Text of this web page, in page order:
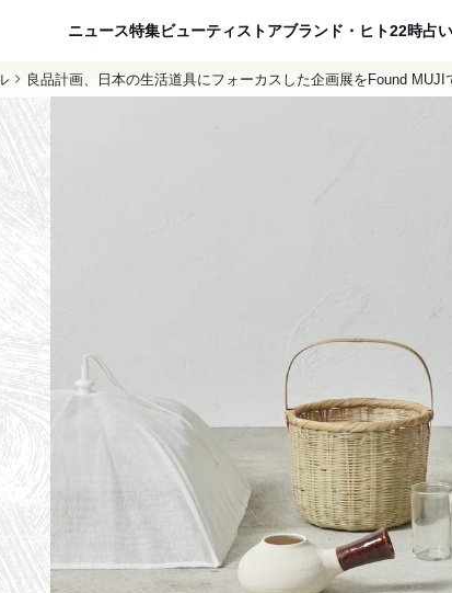
ニュース特集ビューティ ストアブランド・ヒト22時占い
良品計画、日本の生活道具にフォーカスした企画展をFound MUJI